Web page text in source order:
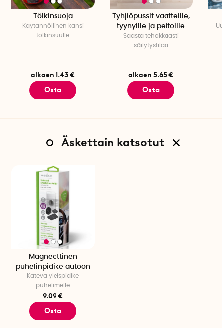
Tölkinsuoja
Käytännöllinen kansi
tölkinsuulle
alkaen 1.43 €
Osta
Tyhjiöpussit vaatteille,
tyynyille ja peitoille
Säästä tehokkaasti
säilytystilaa
alkaen 5.65 €
Osta
Äskettain katsotut
Magneettinen
puhelinpidike autoon
Kätevä yleispidike
puhelimelle
9.09 €
Osta